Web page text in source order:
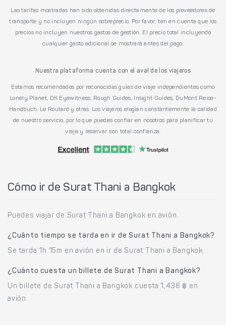
Las tarifas mostradas han sido obtenidas directamente de los proveedores de
transporte y no incluyen ningún sobreprecio. Por favor, ten en cuenta que los
precios no incluyen nuestros gastos de gestión. El precio total incluyendo
cualquier gasto adicional se mostrará antes del pago.
Nuestra plataforma cuenta con el aval de los viajeros
Estamos recomendados por reconocidas guías de viaje independientes como
Lonely Planet, DK Eyewitness, Rough Guides, Insight Guides, DuMont Reise-
Handbuch, Le Routard y otras. Los viajeros elogian constantemente la calidad
de nuestro servicio, por lo que puedes confiar en nosotros para planificar tu
viaje y reservar con total confianza.
Cómo ir de Surat Thani a Bangkok
Puedes viajar de Surat Thani a Bangkok en avión.
¿Cuánto tiempo se tarda en ir de Surat Thani a Bangkok?
Se tarda 1h 15m en avión en ir de Surat Thani a Bangkok.
¿Cuánto cuesta un billete de Surat Thani a Bangkok?
Un billete de Surat Thani a Bangkok cuesta 1,436 ฿ en
avión.